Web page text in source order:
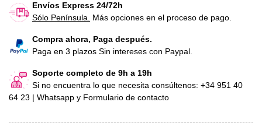
Envíos Express 24/72h
Sólo Península.
Más opciones en el proceso de pago.
Compra ahora, Paga después.
Paga en 3 plazos Sin intereses con Paypal.
Soporte completo de 9h a 19h
Si no encuentra lo que necesita consúltenos: +34 951 40
64 23 | Whatsapp y Formulario de contacto